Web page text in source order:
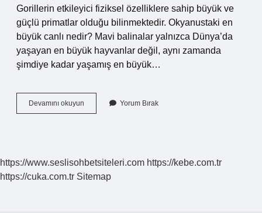
Gorillerin etkileyici fiziksel özelliklere sahip büyük ve
güçlü primatlar olduğu bilinmektedir. Okyanustaki en
büyük canlı nedir? Mavi balinalar yalnızca Dünya’da
yaşayan en büyük hayvanlar değil, aynı zamanda
şimdiye kadar yaşamış en büyük…
Devamını okuyun
Güçlü
Yorum Bırak
https://www.seslisohbetsiteleri.com https://kebe.com.tr
https://cuka.com.tr Sitemap